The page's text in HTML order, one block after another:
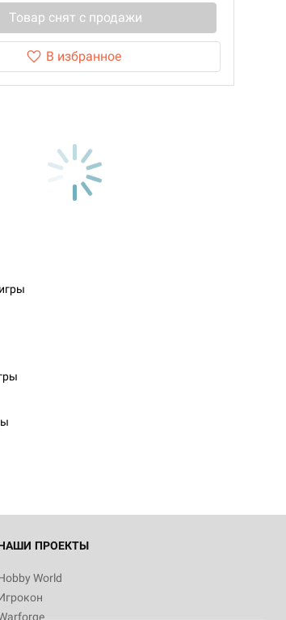
Товар снят с продажи
В избранное
ПРОЕКТЫ
World